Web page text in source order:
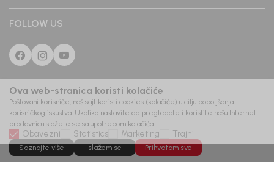
FOLLOW US
Ova web-stranica koristi kolačiće
Poštovani korisniče, naš sajt koristi cookies (kolačiće) u cilju poboljšanja
korisničkog iskustva. Ukoliko nastavite da pregledate i koristite našu Internet
prodavnicu slažete se sa upotrebom kolačića.
Obavezni Statistics Marketing Trajni
Saznajte više slažem se Prihvatam sve